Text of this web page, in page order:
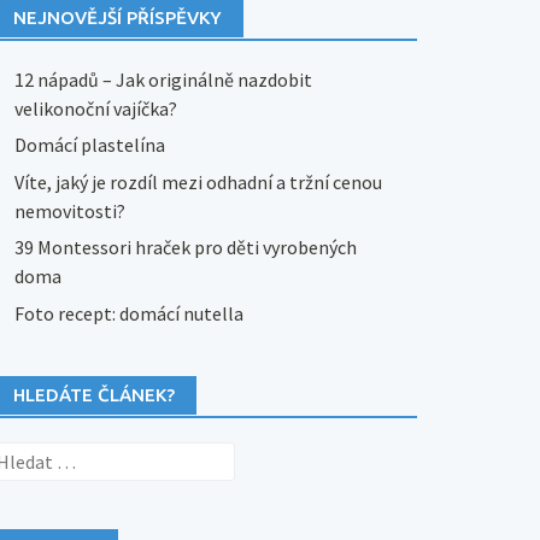
NEJNOVĚJŠÍ PŘÍSPĚVKY
12 nápadů – Jak originálně nazdobit
velikonoční vajíčka?
Domácí plastelína
Víte, jaký je rozdíl mezi odhadní a tržní cenou
nemovitosti?
39 Montessori hraček pro děti vyrobených
doma
Foto recept: domácí nutella
HLEDÁTE ČLÁNEK?